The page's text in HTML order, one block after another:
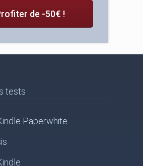
de -50€ !
tests
Paperwhite